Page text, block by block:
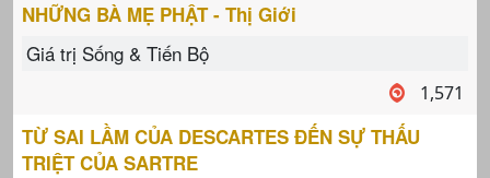
NHỮNG BÀ MẸ PHẬT - Thị Giới
Giá trị Sống & Tiến Bộ
1,571
TỪ SAI LẦM CỦA DESCARTES ĐẾN SỰ THẤU
TRIỆT CỦA SARTRE